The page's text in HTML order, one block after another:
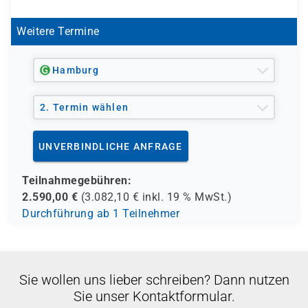
365-Workloads auskennen und über umfassende
Kenntnisse und Erfahrungen in der Bereitstellung,
sowie Geräten mit anderen Betriebssystemen als
Windows verfügen. Bei dieser Rolle liegt der
Schwerpunkt auf Clouddiensten statt auf lokalen
Verwaltungstechnologien.
Weitere Termine
Hamburg
2. Termin wählen
UNVERBINDLICHE ANFRAGE
Teilnahmegebühren:
2.590,00 € (3.082,10 € inkl. 19 % MwSt.)
Durchführung ab 1 Teilnehmer
Sie wollen uns lieber schreiben? Dann nutzen
Sie unser Kontaktformular.